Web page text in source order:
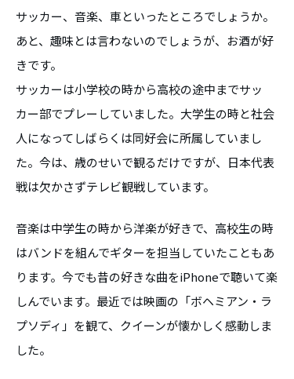
サッカー、音楽、車といったところでしょうか。
あと、趣味とは言わないのでしょうが、お酒が好
きです。
サッカーは小学校の時から高校の途中までサッ
カー部でプレーしていました。大学生の時と社会
人になってしばらくは同好会に所属していまし
た。今は、歳のせいで観るだけですが、日本代表
戦は欠かさずテレビ観戦しています。
音楽は中学生の時から洋楽が好きで、高校生の時
はバンドを組んでギターを担当していたこともあ
ります。今でも昔の好きな曲をiPhoneで聴いて楽
しんでいます。最近では映画の「ボヘミアン・ラ
プソディ」を観て、クイーンが懐かしく感動しま
した。